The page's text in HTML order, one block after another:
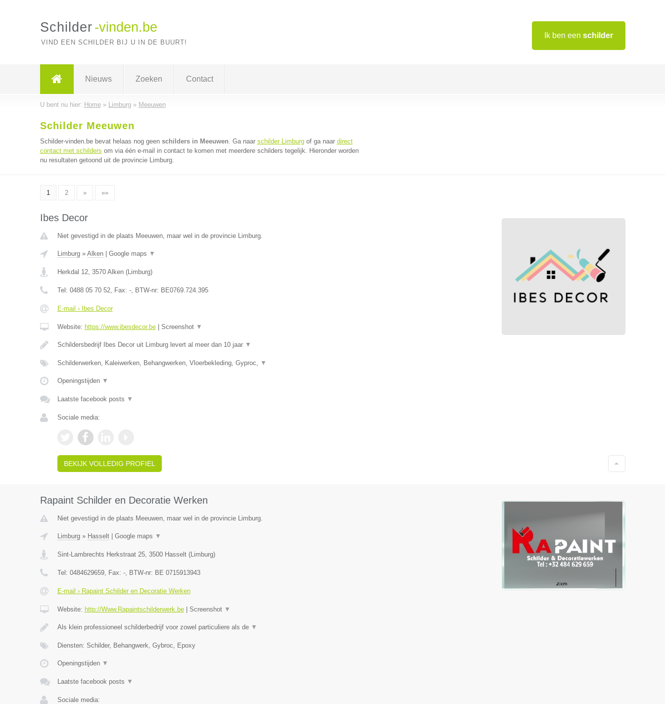
Ik ben een schilder
Schilder -vinden.be
VIND EEN SCHILDER BIJ U IN DE BUURT!
Nieuws Zoeken Contact
U bent nu hier: Home» Limburg» Meeuwen
Schilder Meeuwen
Schilder-vinden.be bevat helaas nog geen schilders in Meeuwen. Ga naar schilder Limburgof ga naar direct
contact met schilders om via één e-mail in contact te komen met meerdere schilders tegelijk. Hieronder worden
nu resultaten getoond uit de provincie Limburg.
1 2 » »»
Ibes Decor
Niet gevestigd in de plaats Meeuwen, maar wel in de provincie Limburg.
Limburg» Alken| Google maps ▼
Herkdal 12, 3570 Alken(Limburg)
Tel: 0488 05 70 52, Fax: -, BTW-nr: BE0769.724.395
E-mail › Ibes Decor
Website: https://www.ibesdecor.be| Screenshot ▼
Schildersbedrijf Ibes Decor uit Limburg levert al meer dan 10 jaar ▼
Schilderwerken, Kaleiwerken, Behangwerken, Vloerbekleding, Gyproc, ▼
Openingstijden ▼
Laatste facebook posts ▼
Sociale media:
BEKIJK VOLLEDIG PROFIEL
Rapaint Schilder en Decoratie Werken
Niet gevestigd in de plaats Meeuwen, maar wel in de provincie Limburg.
Limburg» Hasselt| Google maps ▼
Sint-Lambrechts Herkstraat 25, 3500 Hasselt(Limburg)
Tel: 0484629659, Fax: -, BTW-nr: BE 0715913943
E-mail › Rapaint Schilder en Decoratie Werken
Website: http://Www.Rapaintschilderwerk.be| Screenshot ▼
Als klein professioneel schilderbedrijf voor zowel particuliere als de ▼
Diensten: Schilder, Behangwerk, Gybroc, Epoxy
Openingstijden ▼
Laatste facebook posts ▼
Sociale media: